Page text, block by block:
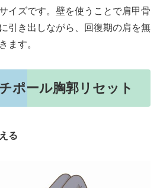
イズです。壁を使うことで肩甲骨
引き出しながら、回復期の肩を無
ます。
ポール胸郭リセット
る